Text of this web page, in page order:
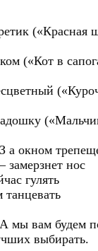
(«Красная
(«Кот в
З а окном
замерзнет нос
гулять
А мы вам будем
выбирать.